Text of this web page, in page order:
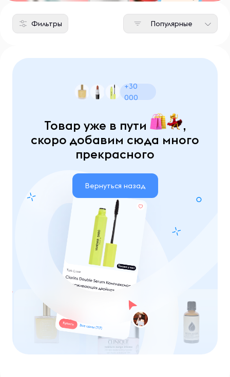
Фильтры Популярные
+30
000
Товар уже в пути
,
скоро добавим сюда много
прекрасного
Вернуться назад